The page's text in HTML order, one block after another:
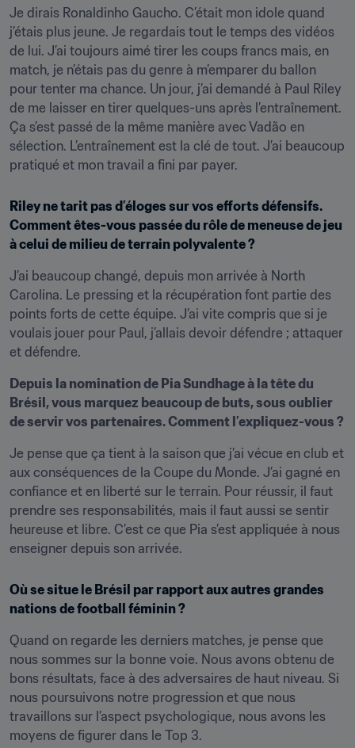
Je dirais Ronaldinho Gaucho. C’était mon idole quand
j’étais plus jeune. Je regardais tout le temps des vidéos
de lui. J’ai toujours aimé tirer les coups francs mais, en
match, je n’étais pas du genre à m’emparer du ballon
pour tenter ma chance. Un jour, j’ai demandé à Paul Riley
de me laisser en tirer quelques-uns après l’entraînement.
Ça s’est passé de la même manière avec Vadão en
sélection. L’entraînement est la clé de tout. J’ai beaucoup
pratiqué et mon travail a fini par payer.
Riley ne tarit pas d’éloges sur vos efforts défensifs.
Comment êtes-vous passée du rôle de meneuse de jeu
à celui de milieu de terrain polyvalente ?
J’ai beaucoup changé, depuis mon arrivée à North
Carolina. Le pressing et la récupération font partie des
points forts de cette équipe. J’ai vite compris que si je
voulais jouer pour Paul, j’allais devoir défendre ; attaquer
et défendre.
Depuis la nomination de Pia Sundhage à la tête du
Brésil, vous marquez beaucoup de buts, sous oublier
de servir vos partenaires. Comment l’expliquez-vous ?
Je pense que ça tient à la saison que j’ai vécue en club et
aux conséquences de la Coupe du Monde. J’ai gagné en
confiance et en liberté sur le terrain. Pour réussir, il faut
prendre ses responsabilités, mais il faut aussi se sentir
heureuse et libre. C’est ce que Pia s’est appliquée à nous
enseigner depuis son arrivée.
Où se situe le Brésil par rapport aux autres grandes
nations de football féminin ?
Quand on regarde les derniers matches, je pense que
nous sommes sur la bonne voie. Nous avons obtenu de
bons résultats, face à des adversaires de haut niveau. Si
nous poursuivons notre progression et que nous
travaillons sur l’aspect psychologique, nous avons les
moyens de figurer dans le Top 3.